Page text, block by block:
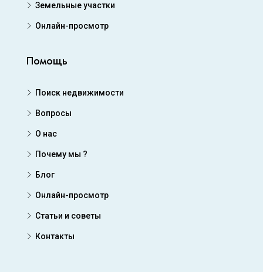
Земельные участки
Онлайн-просмотр
Помощь
Поиск недвижимости
Вопросы
О нас
Почему мы ?
Блог
Онлайн-просмотр
Статьи и советы
Контакты